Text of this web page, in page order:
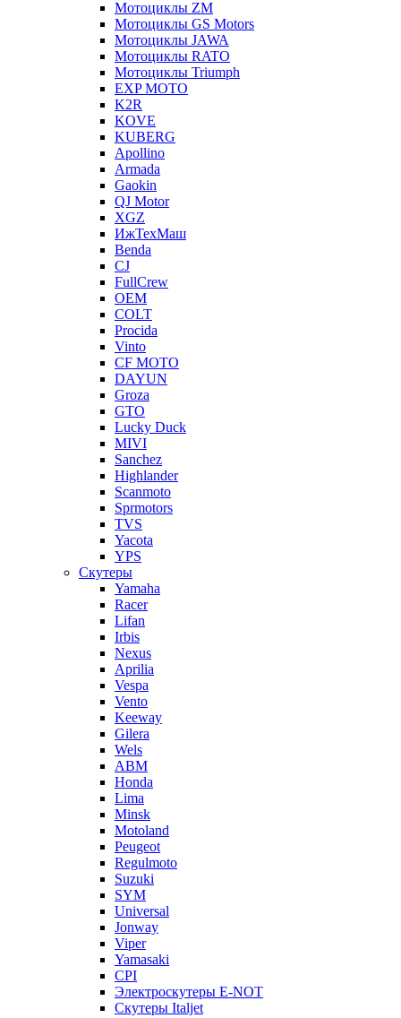
Мотоциклы ZM
Мотоциклы GS Motors
Мотоциклы JAWA
Мотоциклы RATO
Мотоциклы Triumph
EXP MOTO
K2R
KOVE
KUBERG
Apollino
Armada
Gaokin
QJ Motor
XGZ
ИжТехМаш
Benda
CJ
FullCrew
OEM
COLT
Procida
Vinto
CF MOTO
DAYUN
Groza
GTO
Lucky Duck
MIVI
Sanchez
Highlander
Scanmoto
Sprmotors
TVS
Yacota
YPS
Скутеры
Yamaha
Racer
Lifan
Irbis
Nexus
Aprilia
Vespa
Vento
Keeway
Gilera
Wels
ABM
Honda
Lima
Minsk
Motoland
Peugeot
Regulmoto
Suzuki
SYM
Universal
Jonway
Viper
Yamasaki
CPI
Электроскутеры E-NOT
Скутеры Italjet